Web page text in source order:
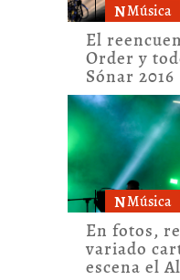
NMúsica
El
Order y
Sónar 2016
NMúsica
En fotos,
variado
escena el